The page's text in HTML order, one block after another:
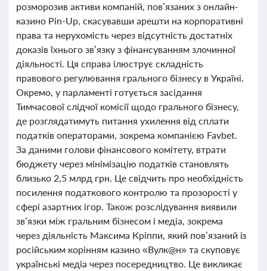
розморозив активи компаній, пов’язаних з онлайн-
казино Pin-Up, скасувавши арешти на корпоративні
права та нерухомість через відсутність достатніх
доказів їхнього зв’язку з фінансуванням злочинної
діяльності. Ця справа ілюструє складність
правового регулювання грального бізнесу в Україні.
Окремо, у парламенті готується засідання
Тимчасової слідчої комісії щодо грального бізнесу,
де розглядатимуть питання ухилення від сплати
податків операторами, зокрема компанією Favbet.
За даними голови фінансового комітету, втрати
бюджету через мінімізацію податків становлять
близько 2,5 млрд грн. Це свідчить про необхідність
посилення податкового контролю та прозорості у
сфері азартних ігор. Також розслідування виявили
зв’язки між гральним бізнесом і медіа, зокрема
через діяльність Максима Кріппи, який пов’язаний із
російським корінням казино «Вулк@н» та скуповує
українські медіа через посередництво. Це викликає